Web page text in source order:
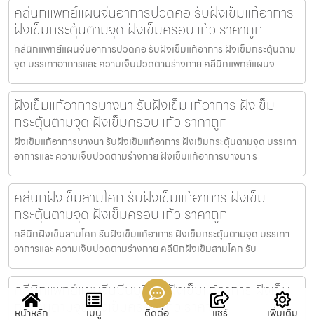
คลีนิกแพทย์แผนจีนอาการปวดคอ รับฝังเข็มแก้อาการ
ฝังเข็มกระตุ้นตามจุด ฝังเข็มครอบแก้ว ราคาถูก
คลีนิกแพทย์แผนจีนอาการปวดคอ รับฝังเข็มแก้อาการ ฝังเข็มกระตุ้นตาม
จุด บรรเทาอาการและ ความเจ็บปวดตามร่างกาย คลีนิกแพทย์แผนจ
ฝังเข็มแก้อาการบางนา รับฝังเข็มแก้อาการ ฝังเข็ม
กระตุ้นตามจุด ฝังเข็มครอบแก้ว ราคาถูก
ฝังเข็มแก้อาการบางนา รับฝังเข็มแก้อาการ ฝังเข็มกระตุ้นตามจุด บรรเทา
อาการและ ความเจ็บปวดตามร่างกาย ฝังเข็มแก้อาการบางนา ร
คลีนิกฝังเข็มสามโคก รับฝังเข็มแก้อาการ ฝังเข็ม
กระตุ้นตามจุด ฝังเข็มครอบแก้ว ราคาถูก
คลีนิกฝังเข็มสามโคก รับฝังเข็มแก้อาการ ฝังเข็มกระตุ้นตามจุด บรรเทา
อาการและ ความเจ็บปวดตามร่างกาย คลีนิกฝังเข็มสามโคก รับ
คลีนิกแพทย์แผนจีนมีนบุรี รับฝังเข็มแก้อาการ ฝังเข็ม
กระตุ้นตามจุด ฝังเข็มครอบแก้ว ราคาถูก
หน้าหลัก เมนู ติดต่อ แชร์ เพิ่มเติม